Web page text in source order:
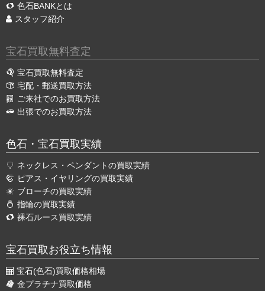
色石BANKとは
スタッフ紹介
宝石買取無料査定
宝石買取無料査定
宅配・郵送買取方法
ご来社でのお買取方法
出張でのお買取方法
色石・宝石買取実績
ネックレス・ペンダントの買取実績
ピアス・イヤリングの買取実績
ブローチの買取実績
指輪の買取実績
裸石ルース買取実績
宝石買取お役立ち情報
宝石(色石)買取価格相場
金プラチナ買取価格